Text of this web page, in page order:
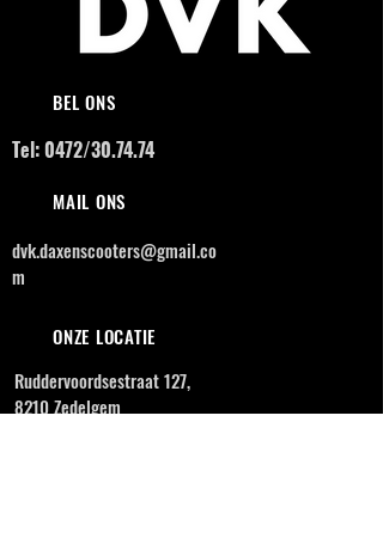
BEL ONS
Tel: 0472/30.74.74
MAIL ONS
dvk.daxenscooters@gmail.co
m
ONZE LOCATIE
Ruddervoordsestraat 127,
8210 Zedelgem